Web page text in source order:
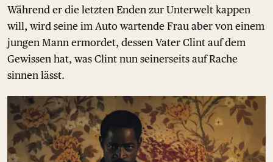
Während er die letzten Enden zur Unterwelt kappen
will, wird seine im Auto wartende Frau aber von einem
jungen Mann ermordet, dessen Vater Clint auf dem
Gewissen hat, was Clint nun seinerseits auf Rache
sinnen lässt.